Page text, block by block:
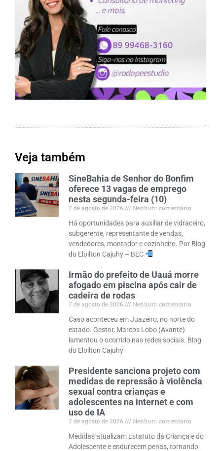
Veja também
SineBahia de Senhor do Bonfim
oferece 13 vagas de emprego
nesta segunda-feira (10)
7 de agosto de 2026
Nenhum comentário
Há oportunidades para auxiliar de vidraceiro,
subgerente, representante de vendas,
vendedores, montador e cozinheiro. Por Blog
do Eloilton Cajuhy – BEC
Irmão do prefeito de Uauá morre
afogado em piscina após cair de
cadeira de rodas
7 de agosto de 2026
Nenhum comentário
Caso aconteceu em Juazeiro, no norte do
estado. Gestor, Marcos Lobo (Avante)
lamentou o ocorrido nas redes sociais. Blog
do Eloilton Cajuhy
Presidente sanciona projeto com
medidas de repressão à violência
sexual contra crianças e
adolescentes na internet e com
uso de IA
7 de agosto de 2026
Nenhum comentário
Medidas atualizam Estatuto da Criança e do
Adolescente e endurecem penas, tornando